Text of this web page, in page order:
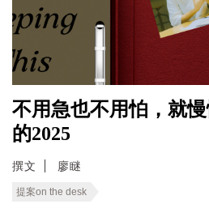
不用急也不用怕，就
的2025
撰文 廖瞇
提案on the desk